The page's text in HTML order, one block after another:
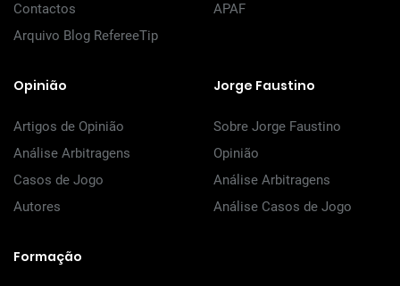
Contactos
Arquivo Blog RefereeTip
APAF
Opinião
Artigos de Opinião
Análise Arbitragens
Casos de Jogo
Autores
Jorge Faustino
Sobre Jorge Faustino
Opinião
Análise Arbitragens
Análise Casos de Jogo
Formação